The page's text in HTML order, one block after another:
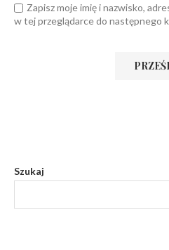
Zapisz moje imię i nazwisko,
w tej przeglądarce do następnego
Szukaj